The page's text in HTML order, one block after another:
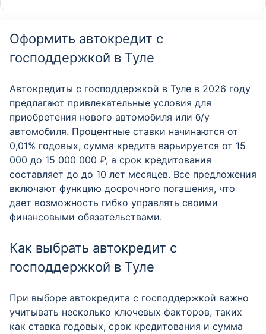
Оформить автокредит с
господдержкой в Туле
Автокредиты с господдержкой в Туле в 2026 году
предлагают привлекательные условия для
приобретения нового автомобиля или б/у
автомобиля. Процентные ставки начинаются от
0,01% годовых, сумма кредита варьируется от 15
000 до 15 000 000 ₽, а срок кредитования
составляет до до 10 лет месяцев. Все предложения
включают функцию досрочного погашения, что
дает возможность гибко управлять своими
финансовыми обязательствами.
Как выбрать автокредит с
господдержкой в Туле
При выборе автокредита с господдержкой важно
учитывать несколько ключевых факторов, таких
как ставка годовых, срок кредитования и сумма